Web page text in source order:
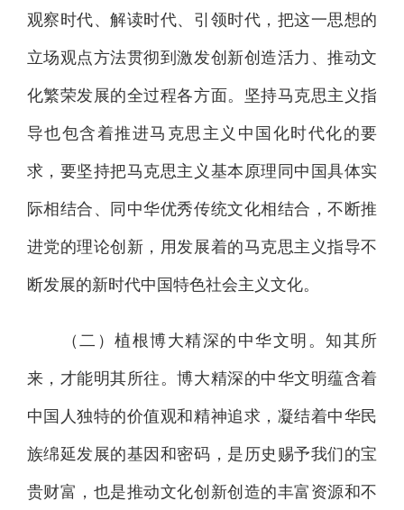
观察时代、解读时代、引领时代，把这一思想的
立场观点方法贯彻到激发创新创造活力、推动文
化繁荣发展的全过程各方面。坚持马克思主义指
导也包含着推进马克思主义中国化时代化的要
求，要坚持把马克思主义基本原理同中国具体实
际相结合、同中华优秀传统文化相结合，不断推
进党的理论创新，用发展着的马克思主义指导不
断发展的新时代中国特色社会主义文化。
（二）植根博大精深的中华文明。知其所
来，才能明其所往。博大精深的中华文明蕴含着
中国人独特的价值观和精神追求，凝结着中华民
族绵延发展的基因和密码，是历史赐予我们的宝
贵财富，也是推动文化创新创造的丰富资源和不